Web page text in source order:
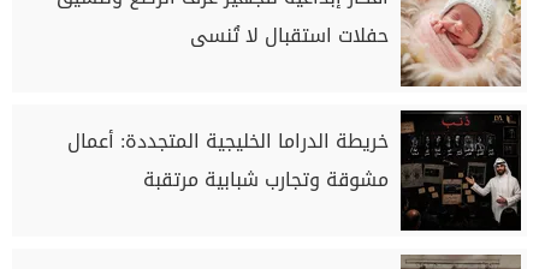
حفلات استقبال لا تُنسى
خريطة الدراما الخليجية المتجددة: أعمال
مشوقة وتجارب شبابية مرتقبة